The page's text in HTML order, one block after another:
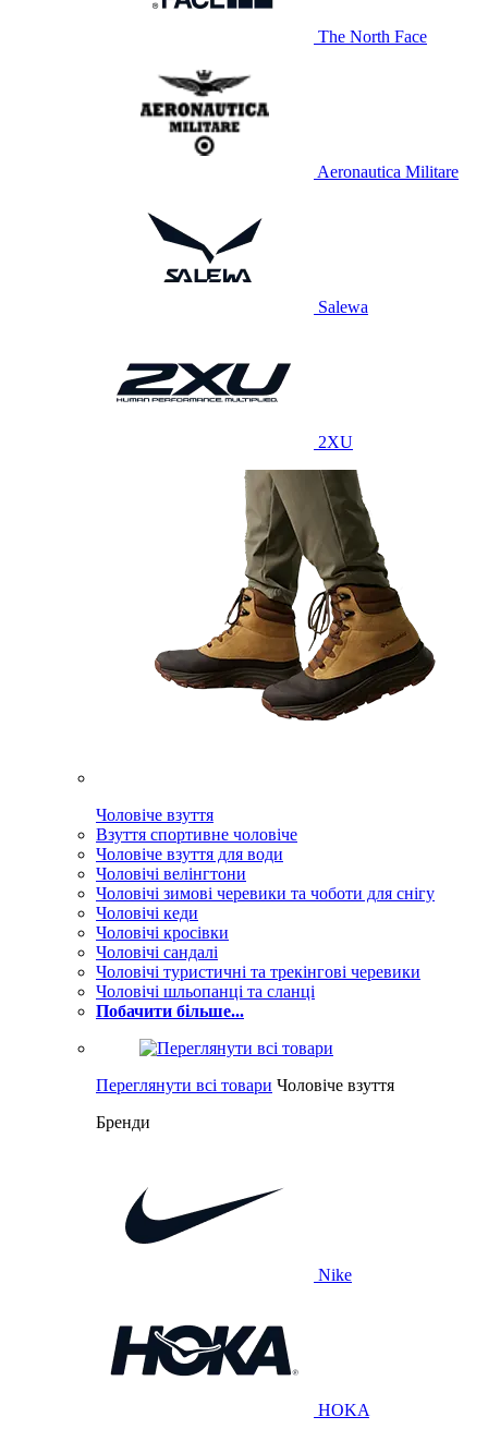
The North Face
Aeronautica Militare
Salewa
2XU
Чоловіче взуття
Взуття спортивне чоловіче
Чоловіче взуття для води
Чоловічі велінгтони
Чоловічі зимові черевики та чоботи для снігу
Чоловічі кеди
Чоловічі кросівки
Чоловічі сандалі
Чоловічі туристичні та трекінгові черевики
Чоловічі шльопанці та сланці
Побачити більше...
Переглянути всі товари Чоловіче взуття
Бренди
Nike
HOKA